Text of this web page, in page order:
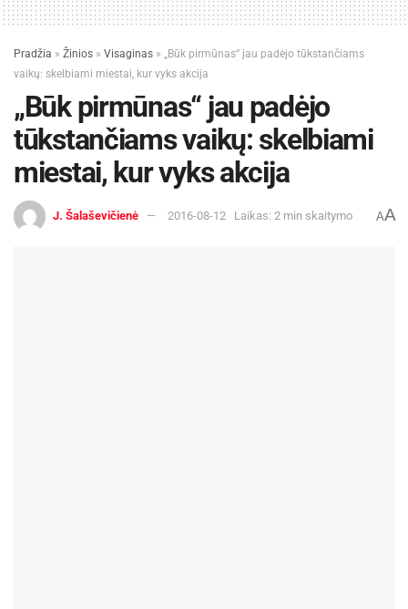
Pradžia » Žinios » Visaginas » „Būk pirmūnas“ jau padėjo tūkstančiams
vaikų: skelbiami miestai, kur vyks akcija
„Būk pirmūnas“ jau padėjo
tūkstančiams vaikų: skelbiami
miestai, kur vyks akcija
J. Šalaševičienė 2016-08-12 Laikas: 2 min skaitymo AA